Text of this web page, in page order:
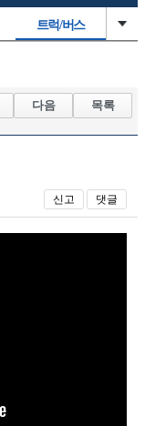
트럭/버스
자유사진
다음 목록
신고 댓글